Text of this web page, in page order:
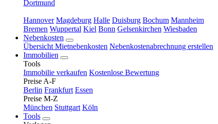
Dortmund
Hannover Magdeburg Halle Duisburg Bochum Mannheim
Bremen Wuppertal Kiel Bonn Gelsenkirchen Wiesbaden
Nebenkosten
Übersicht Mietnebenkosten Nebenkostenabrechnung erstellen
Immobilien
Tools
Immobilie verkaufen Kostenlose Bewertung
Preise A-F
Berlin Frankfurt Essen
Preise M-Z
München Stuttgart Köln
Tools